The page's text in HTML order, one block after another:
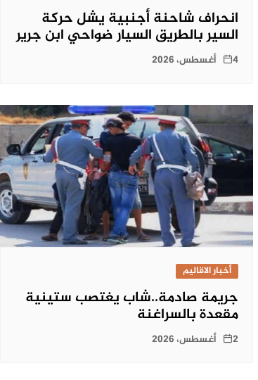
انحراف شاحنة أجنبية يشل حركة
السير بالطريق السيار ضواحي ابن جرير
4 أغسطس، 2026
أخبار الاقاليم
جريمة صادمة..شاب يغتصب ستينية
مقعدة بالسراغنة
2 أغسطس، 2026